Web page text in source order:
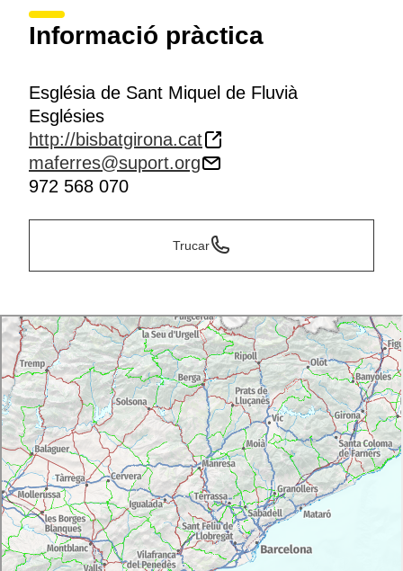
Informació pràctica
Església de Sant Miquel de Fluvià
Esglésies
http://bisbatgirona.cat
maferres@suport.org
972 568 070
Trucar